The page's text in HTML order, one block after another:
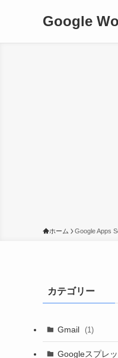
Google
ホーム Google Apps
カテゴリー
Gmail (1)
Googleスプレ